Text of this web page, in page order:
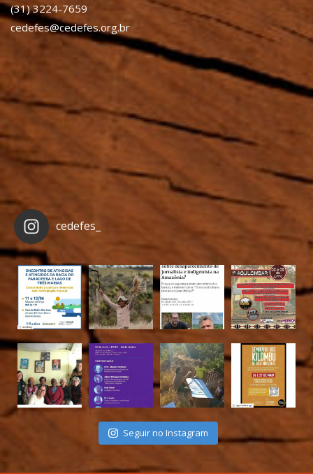
(31) 3224-7659
cedefes@cedefes.org.br
cedefes_
Seguir no Instagram